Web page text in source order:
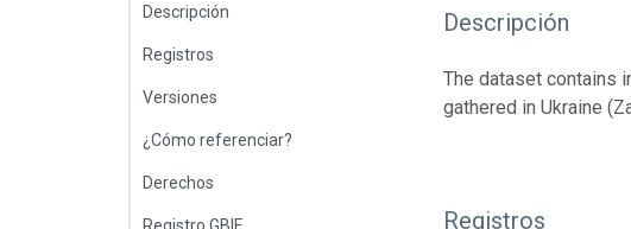
Descripción
Registros
Versiones
¿Cómo referenciar?
Derechos
Registro GBIF
Descripción
The dataset contains
gathered in Ukraine
Registros